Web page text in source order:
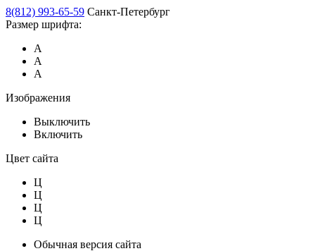
8(812) 993-65-59 Санкт-Петербург
Размер шрифта:
А
А
А
Изображения
Выключить
Включить
Цвет сайта
Ц
Ц
Ц
Ц
Обычная версия сайта